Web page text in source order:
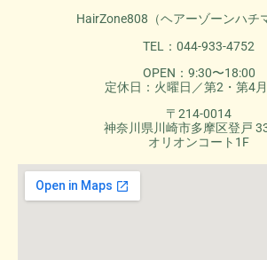
HairZone808（ヘアーゾーンハチ
TEL：044-933-4752
OPEN：9:30〜18:00
定休日：火曜日／第2・第4
〒214-0014
神奈川県川崎市多摩区登戸
オリオンコート1F